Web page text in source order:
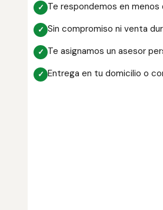
Te respondemos en menos
Sin compromiso ni venta
Te asignamos un asesor
Entrega en tu domicilio o